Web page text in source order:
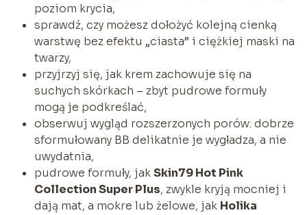
poziom krycia,
sprawdź, czy możesz dołożyć kolejną cienką
warstwę bez efektu „ciasta” i ciężkiej maski na
twarzy,
przyjrzyj się, jak krem zachowuje się na
suchych skórkach – zbyt pudrowe formuły
mogą je podkreślać,
obserwuj wygląd rozszerzonych porów: dobrze
sformułowany BB delikatnie je wygładza, a nie
uwydatnia,
pudrowe formuły, jakSkin79 Hot Pink
Collection Super Plus, zwykle kryją mocniej i
dają mat, a mokre lub żelowe, jak Holika